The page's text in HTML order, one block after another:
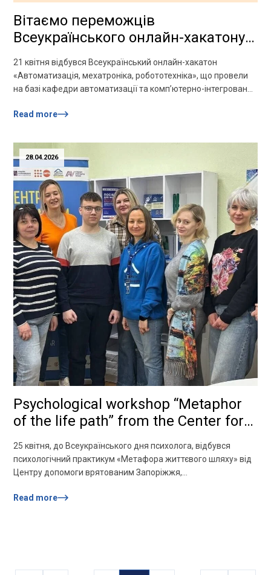
Вітаємо переможців
Всеукраїнського онлайн-хакатону
«Автоматизація, мехатроніка,
робототехніка»!
21 квітня відбувся Всеукраїнський онлайн-хакатон
«Автоматизація, мехатроніка, робототехніка», що провели
на базі кафедри автоматизації та комп’ютерно-інтегрованих
технічного університету. У змаганнях взяли участь 11
«Запорізька політехніка». Наших учасників підготували
доцент кафедри електроприводу та автоматизації
промислових установок Юрій Крисан та […]
Read more
28.04.2026
Psychological workshop “Metaphor
of the life path” from the Center for
Assistance to the Rescued of
Zaporizhzhia
25 квітня, до Всеукраїнського дня психолога, відбувся
психологічний практикум «Метафора життєвого шляху» від
Центру допомоги врятованим Запоріжжя,
практикум Тетяна Бородулькіна — психологиня Центру,
Read more